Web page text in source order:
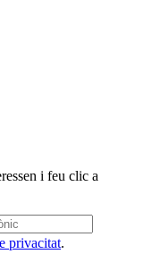
i feu clic a
privacitat.